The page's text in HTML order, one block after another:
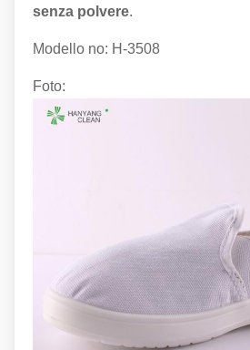
senza polvere.
Modello no: H-3508
Foto: